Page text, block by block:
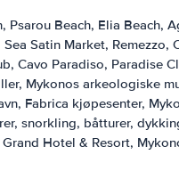
Psarou Beach, Elia Beach,
Satin Market,
Cavo Paradiso, Paradise
Mykonos arkeologiske
Fabrica kjøpesenter,
snorkling, båtturer,
Hotel & Resort,